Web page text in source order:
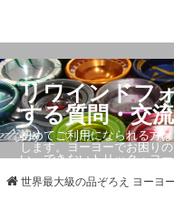
リワインドフ
する質問・交
初めてご利用になられる方
します。ヨーヨーでお困り
い。できないトリック・ヨ
世界最大級の品ぞろえ ヨーヨ